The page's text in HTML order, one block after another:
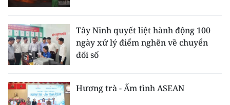
Tây Ninh quyết liệt hành động 100
ngày xử lý điểm nghẽn về chuyển
đổi số
Hương trà - Ấm tình ASEAN